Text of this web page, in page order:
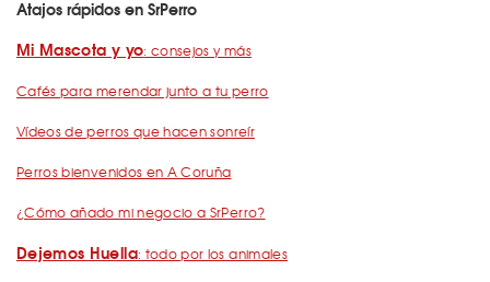
Atajos rápidos en SrPerro
Mi Mascota y yo: consejos y más
Cafés para merendar junto a tu perro
Vídeos de perros que hacen sonreír
Perros bienvenidos en A Coruña
¿Cómo añado mi negocio a SrPerro?
Dejemos Huella: todo por los animales